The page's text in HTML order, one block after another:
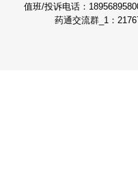
值班/投诉电话：
药通交流群_1：